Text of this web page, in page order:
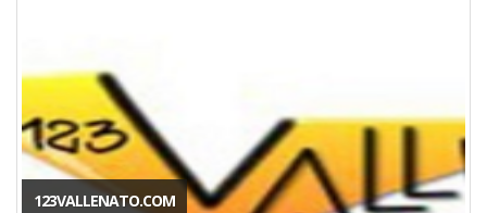
123VALLENATO.COM